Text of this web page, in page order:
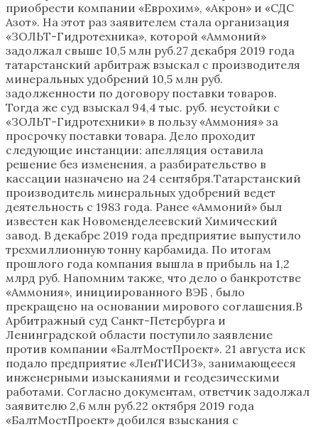
приобрести компании «Еврохим», «Акрон» и «СДС
Азот». На этот раз заявителем стала организация
«ЗОЛЬТ-Гидротехника», которой «Аммоний»
задолжал свыше 10,5 млн руб.27 декабря 2019 года
татарстанский арбитраж взыскал с производителя
минеральных удобрений 10,5 млн руб.
задолженности по договору поставки товаров.
Тогда же суд взыскал 94,4 тыс. руб. неустойки с
«ЗОЛЬТ-Гидротехники» в пользу «Аммония» за
просрочку поставки товара. Дело проходит
следующие инстанции: апелляция оставила
решение без изменения, а разбирательство в
кассации назначено на 24 сентября.Татарстанский
производитель минеральных удобрений ведет
деятельность с 1983 года. Ранее «Аммоний» был
известен как Новоменделеевский Химический
завод. В декабре 2019 года предприятие выпустило
трехмиллионную тонну карбамида. По итогам
прошлого года компания вышла в прибыль на 1,2
млрд руб. Напомним также, что дело о банкротстве
«Аммония», инициированного ВЭБ , было
прекращено на основании мирового соглашения.В
Арбитражный суд Санкт-Петербурга и
Ленинградской области поступило заявление
против компании «БалтМостПроект». 21 августа иск
подало предприятие «ЛенТИСИЗ», занимающееся
инженерными изысканиями и геодезическими
работами. Согласно документам, ответчик задолжал
заявителю 2,6 млн руб.22 октября 2019 года
«БалтМостПроект» добился взыскания с